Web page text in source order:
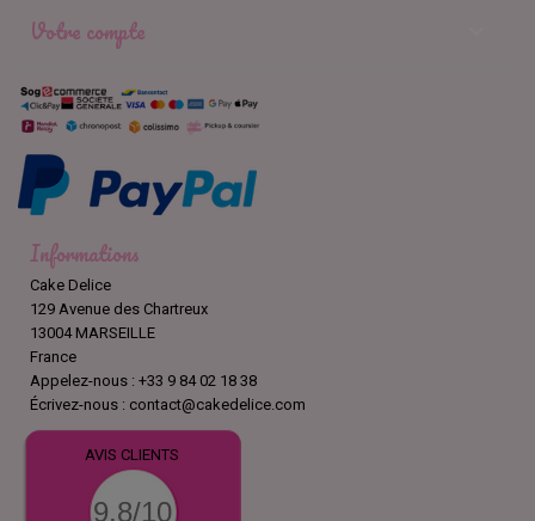
Votre compte
Informations
Cake Delice
129 Avenue des Chartreux
13004 MARSEILLE
France
Appelez-nous : +33 9 84 02 18 38
Écrivez-nous : contact@cakedelice.com
AVIS CLIENTS
9.8/10